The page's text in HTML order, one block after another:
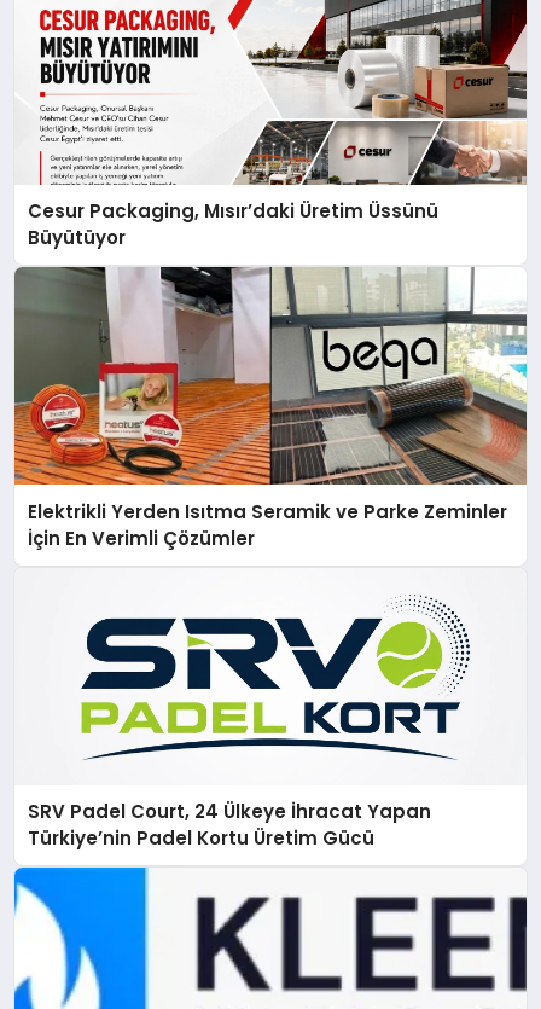
Cesur Packaging, Mısır’daki Üretim Üssünü
Büyütüyor
Elektrikli Yerden Isıtma Seramik ve Parke Zeminler
İçin En Verimli Çözümler
SRV Padel Court, 24 Ülkeye İhracat Yapan
Türkiye’nin Padel Kortu Üretim Gücü